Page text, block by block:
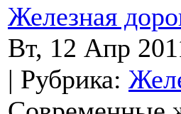
Железная
Вт, 12 Апр
| Рубрика: